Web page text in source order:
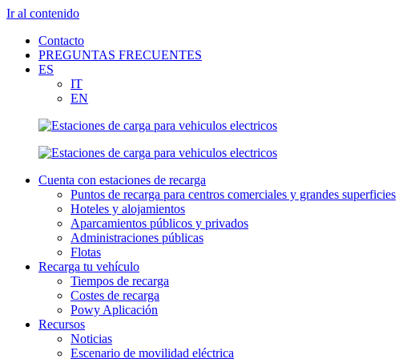
Ir al contenido
Contacto
PREGUNTAS FRECUENTES
ES
IT
EN
Cuenta con estaciones de recarga
Puntos de recarga para centros comerciales y grandes superficies
Hoteles y alojamientos
Aparcamientos públicos y privados
Administraciones públicas
Flotas
Recarga tu vehículo
Tiempos de recarga
Costes de recarga
Powy Aplicación
Recursos
Noticias
Escenario de movilidad eléctrica